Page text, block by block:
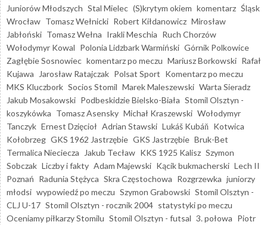
Juniorów Młodszych Stal Mielec (S)krytym okiem komentarz Śląsk
Wrocław Tomasz Wełnicki Robert Kiłdanowicz Mirosław
Jabłoński Tomasz Wełna Irakli Meschia Ruch Chorzów
Wołodymyr Kowal Polonia Lidzbark Warmiński Górnik Polkowice
Zagłębie Sosnowiec komentarz po meczu Mariusz Borkowski Rafał
Kujawa
Jarosław Ratajczak Polsat Sport Komentarz po meczu
MKS Kluczbork Socios Stomil Marek Maleszewski Warta Sieradz
Jakub Mosakowski Podbeskidzie Bielsko-Biała Stomil Olsztyn -
koszykówka Tomasz Asensky Michał Kraszewski Wołodymyr
Tanczyk Ernest Dzięcioł Adrian Stawski Lukáš Kubáň Kotwica
Kołobrzeg GKS 1962 Jastrzębie GKS Jastrzębie Bruk-Bet
Termalica Nieciecza
Jakub Tecław KKS 1925 Kalisz Szymon
Sobczak Liczby i fakty Adam Majewski Kącik bukmacherski Lech II
Poznań Radunia Stężyca Skra Częstochowa Rozgrzewka juniorzy
młodsi wypowiedź po meczu Szymon Grabowski Stomil Olsztyn -
CLJ U-17 Stomil Olsztyn - rocznik 2004 statystyki po meczu
Oceniamy piłkarzy Stomilu Stomil Olsztyn - futsal 3. połowa Piotr